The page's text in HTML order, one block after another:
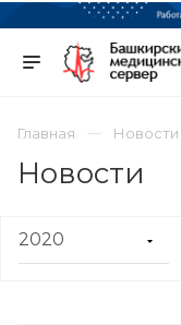
Главная
Новости